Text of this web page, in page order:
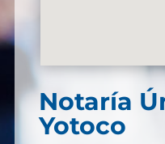
Notaría
Yotoco